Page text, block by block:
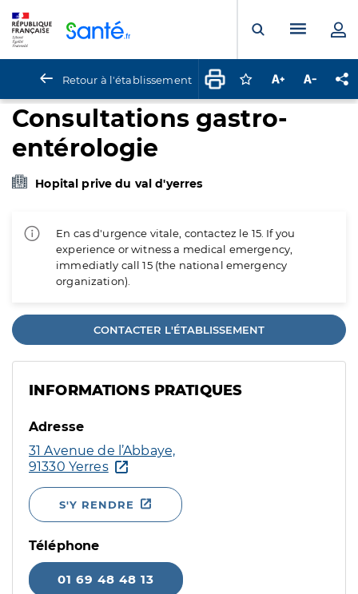
Ouvrir laMenu
Retour à l'établissement Connectez-vous
Augmenter la
Consultations gastro-
entérologie
Hopital prive du val d'yerres
En cas d'urgence vitale, contactez le 15. If you
experience or witness a medical emergency,
immediatly call 15 (the national emergency
organization).
CONTACTER L'ÉTABLISSEMENT
INFORMATIONS PRATIQUES
Adresse
31 Avenue de l’Abbaye,
91330 Yerres
S'Y RENDRE
Téléphone
01 69 48 48 13